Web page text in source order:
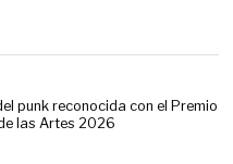
punk reconocida con el Premio
las Artes 2026